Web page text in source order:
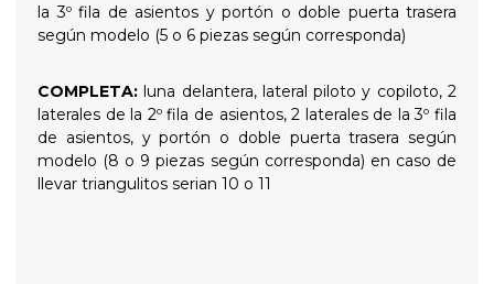
la 3º fila de asientos y portón o doble puerta trasera
según modelo (5 o 6 piezas según corresponda)
COMPLETA: luna delantera, lateral piloto y copiloto, 2
laterales de la 2º fila de asientos, 2 laterales de la 3º fila
de asientos, y portón o doble puerta trasera según
modelo (8 o 9 piezas según corresponda) en caso de
llevar triangulitos serian 10 o 11